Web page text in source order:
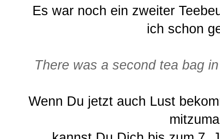
Es war noch ein zweiter
ich schon
There was a second tea bag
Wenn Du jetzt auch Lust